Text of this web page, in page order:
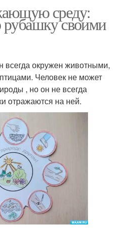
среду:
рубашку своими
всегда окружен животными,
Человек не может
, но он не всегда
отражаются на ней.